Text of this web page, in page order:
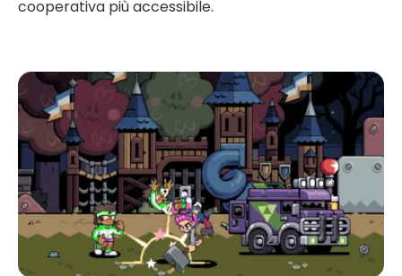
cooperativa più accessibile.